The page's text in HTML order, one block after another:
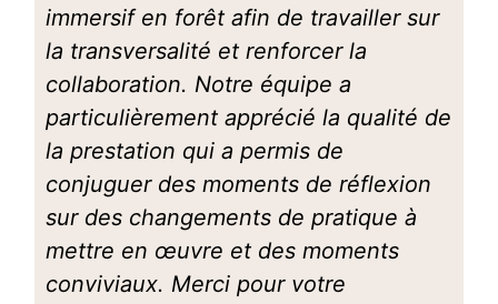
immersif en forêt afin de travailler sur
la transversalité et renforcer la
collaboration. Notre équipe a
particulièrement apprécié la qualité de
la prestation qui a permis de
conjuguer des moments de réflexion
sur des changements de pratique à
mettre en œuvre et des moments
conviviaux. Merci pour votre